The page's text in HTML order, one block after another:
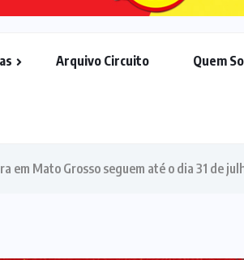
Arquivo Circuito Quem
em Mato Grosso seguem até o dia 31 de